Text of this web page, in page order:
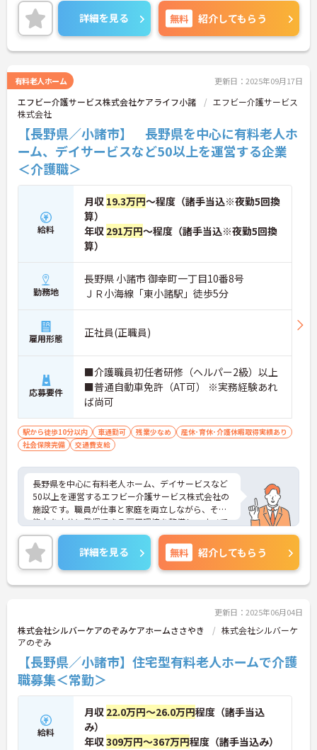
詳細を見る 無料 紹介してもらう
有料老人ホーム 更新日：2025年09月17日
エフビー介護サービス株式会社ケアライフ小諸
エフビー介護サービス
株式会社
【長野県／小諸市】 長野県を中心に有料老人ホ
ーム、デイサービスなど50以上を運営する企業
＜介護職＞
給料
月収 19.3万円～程度（諸手当込※夜勤5回換
算）
年収 291万円～程度（諸手当込※夜勤5回換
算）
勤務地
長野県 小諸市 御幸町一丁目10番8号
ＪＲ小海線「東小諸駅」徒歩5分
雇用形態 正社員(正職員)
応募要件
■介護職員初任者研修（ヘルパー2級）以上
■普通自動車免許（AT可） ※実務経験あれ
ば尚可
駅から徒歩10分以内 車通勤可 残業少なめ
産休･育休･介護休暇取得実績あり
社会保険完備
交通費支給
長野県を中心に有料老人ホーム、デイサービスなど
50以上を運営するエフビー介護サービス株式会社の
施設です。職員が仕事と家庭を両立しながら、その
能力を十分に発揮できる雇用環境を整備し、すべて
の職員が両立支援制度を利用しやすい職場風土を創
造できるよう取り組んでいます。ご興味ある方に
は、面接対策ポイントなど、さらに詳細をお話しい
たしますのでお気軽にご相談ください。
詳細を見る 無料 紹介してもらう
更新日：2025年06月04日
株式会社シルバーケアのぞみケアホームささやき
株式会社シルバーケ
アのぞみ
【長野県／小諸市】住宅型有料老人ホームで介護
職募集＜常勤＞
給料
月収 22.0万円～26.0万円程度（諸手当込
み）
年収309万円～367万円程度（諸手当込み）